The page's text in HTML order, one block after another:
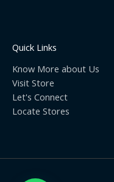
Quick Links
Know More about Us
Visit Store
Let's Connect
Locate Stores